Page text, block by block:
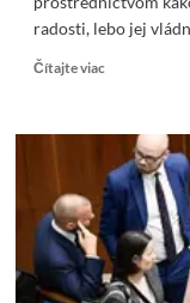
radosti, lebo jej
Čítajte viacRead
PS
šokovaná.
Ficova
finta
za
590
miliónov.